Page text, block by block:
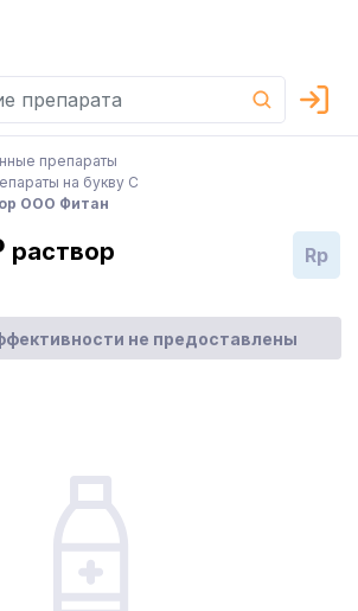
препараты
на букву С
ООО Фитан
раствор Rp
не предоставлены